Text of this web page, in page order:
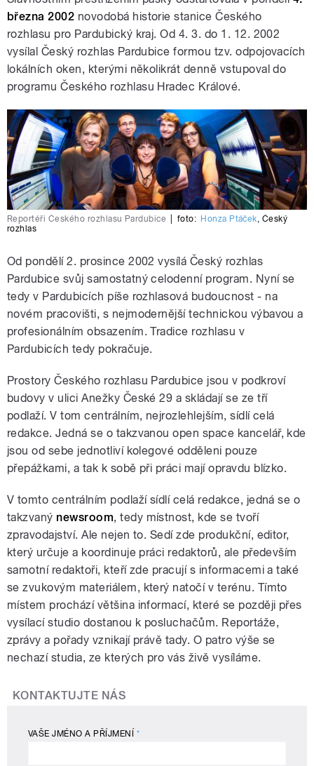
března 2002 novodobá historie stanice Českého
rozhlasu pro Pardubický kraj. Od 4. 3. do 1. 12. 2002
vysílal Český rozhlas Pardubice formou tzv. odpojovacích
lokálních oken, kterými několikrát denně vstupoval do
programu Českého rozhlasu Hradec Králové.
Reportéři Českého rozhlasu Pardubice foto: Honza Ptáček Český
rozhlas
Od pondělí 2. prosince 2002 vysílá Český rozhlas
Pardubice svůj samostatný celodenní program. Nyní se
tedy v Pardubicích píše rozhlasová budoucnost - na
novém pracovišti, s nejmodernější technickou výbavou a
profesionálním obsazením. Tradice rozhlasu v
Pardubicích tedy pokračuje.
Prostory Českého rozhlasu Pardubice jsou v podkroví
budovy v ulici Anežky České 29 a skládají se ze tří
podlaží. V tom centrálním, nejrozlehlejším, sídlí celá
redakce. Jedná se o takzvanou open space kancelář, kde
jsou od sebe jednotliví kolegové odděleni pouze
přepážkami, a tak k sobě při práci mají opravdu blízko.
V tomto centrálním podlaží sídlí celá redakce, jedná se o
takzvaný newsroom, tedy místnost, kde se tvoří
zpravodajství. Ale nejen to. Sedí zde produkční, editor,
který určuje a koordinuje práci redaktorů, ale především
samotní redaktoři, kteří zde pracují s informacemi a také
se zvukovým materiálem, který natočí v terénu. Tímto
místem prochází většina informací, které se později přes
vysílací studio dostanou k posluchačům. Reportáže,
zprávy a pořady vznikají právě tady. O patro výše se
nechazí studia, ze kterých pro vás živě vysíláme.
KONTAKTUJTE NÁS
VAŠE JMÉNO A PŘÍJMENÍ *